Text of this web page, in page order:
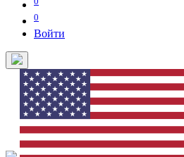
0
Войти